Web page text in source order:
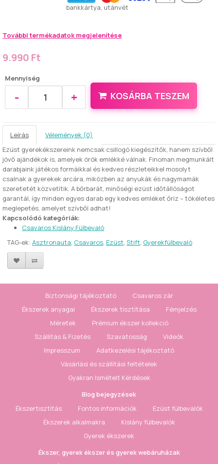
bankkártya, utánvét
További termékadatok megjelenítése
9.990 Ft
Mennyiség
- + KOSÁRBA TESZEM
Leírás
Vélemények (0)
Ezüst gyerekékszereink nemcsak csillogó kiegészítők, hanem szívből
jövő ajándékok is, amelyek örök emlékké válnak. Finoman megmunkált
darabjaink játékos formáikkal és kedves részleteikkel mosolyt
csalnak a gyerekek arcára, miközben az anyukák és nagymamák
szeretetét közvetítik. A bőrbarát, minőségi ezüst időtállóságot
garantál, így minden egyes darab egy kedves emléket őriz – tökéletes
meglepetés, amelyet szívből adhat!
Kapcsolódó kategóriák:
Csavaros Kislány Fülbevaló
TAG-ek: Asztronauta, Csavaros, Ezüst, Stift, Gyerekfülbevaló
Biztonsági tájékoztató
Csavaros zár
Ékszerek anyagai
Ékszerek tisztítása
Fémjelzés
Méretek
Prémium ékszer kollekció
Szállítás & Fizetés
Szavatosság
Videók
Impresszum
Adatkezelési tájékoztató
Vásárlási és szállítási feltételek
Gyakran Ismételt Kérdések
Blog bejegyzések
Ékszertisztítás
Fontos információk
Ezüst fülbevalók
Ékszerek alkalmakra
Kislány fülbevalók
Gyerek ékszerek
Ékszer, gyerek ékszer és gyerek webáruházak